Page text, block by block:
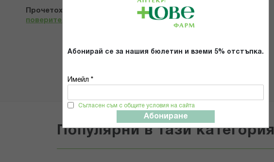
Абонирай се за нашия бюлетин и вземи 5% отстъпка.
Имейл *
Съгласен съм с общите условия на сайта
Абониране
Прочетох и се съгласявам с
Общите условия и политиката за
поверителност
ИЗПРАТИ
Популярни в тази категория